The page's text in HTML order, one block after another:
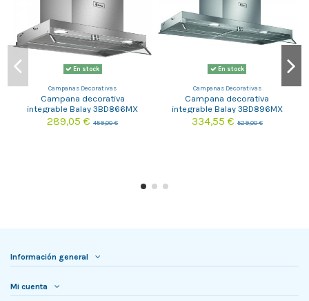
En stock
Campanas Decorativas
Campana decorativa
integrable Balay 3BD866MX
289,05 €459,00 €
En stock
Campanas Decorativas
Campana decorativa
integrable Balay 3BD896MX
334,55 € 529,00 €
Información general
Mi cuenta